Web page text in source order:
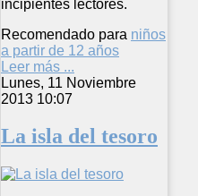
incipientes lectores.
Recomendado para niños
a partir de 12 años
Leer más ...
Lunes, 11 Noviembre
2013 10:07
La isla del tesoro